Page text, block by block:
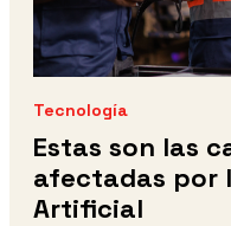
Tecnología
Estas son las
afectadas por
Artificial